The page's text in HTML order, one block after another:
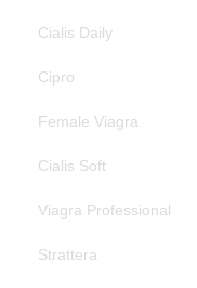
Cialis Daily
Cipro
Female Viagra
Cialis Soft
Viagra Professional
Strattera